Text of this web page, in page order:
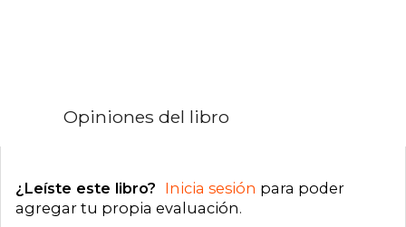
Opiniones del libro
¿Leíste este libro? Inicia sesión para poder
agregar tu propia evaluación.